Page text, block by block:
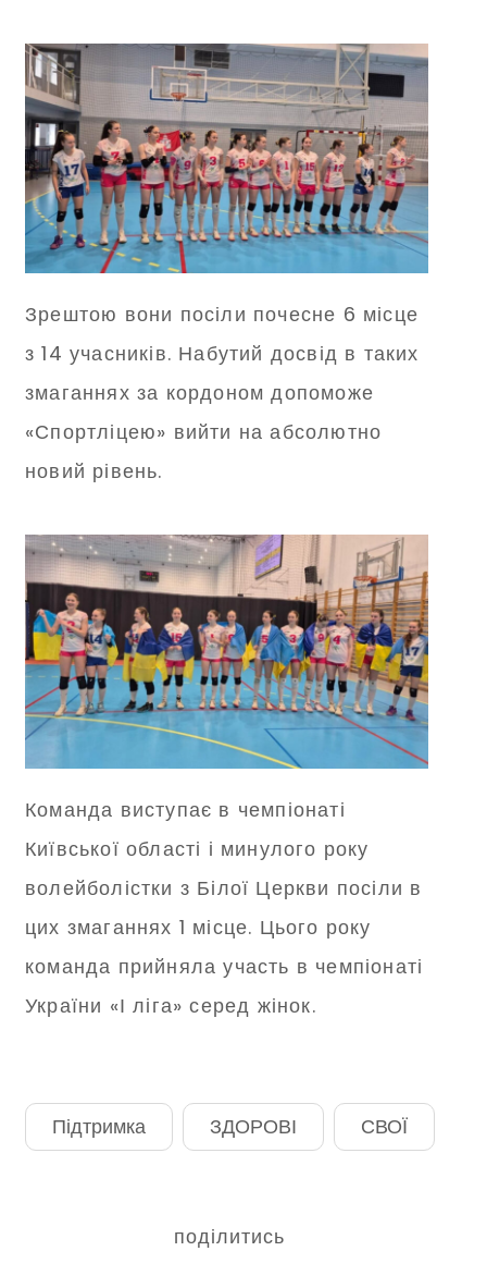
Зрештою вони посіли почесне 6 місце
з 14 учасників. Набутий досвід в таких
змаганнях за кордоном допоможе
«Спортліцею» вийти на абсолютно
новий рівень.
Команда виступає в чемпіонаті
Київської області і минулого року
волейболістки з Білої Церкви посіли в
цих змаганнях 1 місце. Цього року
команда прийняла участь в чемпіонаті
України «І ліга» серед жінок.
Підтримка ЗДОРОВІ СВОЇ
поділитись